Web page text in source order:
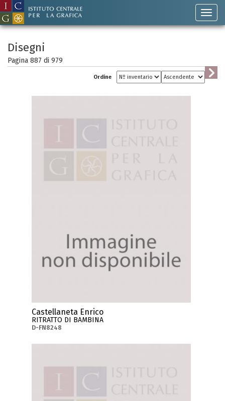
Disegni
Pagina 887 di 979
Ordine
Castellaneta Enrico
RITRATTO DI BAMBINA
D-FN8248